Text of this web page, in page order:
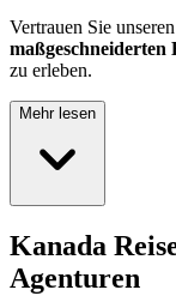
Vertrauen Sie unseren
zu erleben.
Mehr lesen
Kanada
Agenturen